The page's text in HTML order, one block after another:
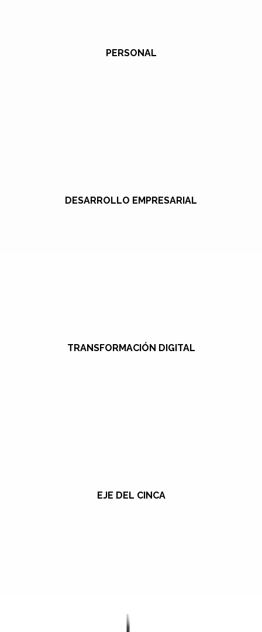
PERSONAL
DESARROLLO EMPRESARIAL
TRANSFORMACIÓN DIGITAL
EJE DEL CINCA